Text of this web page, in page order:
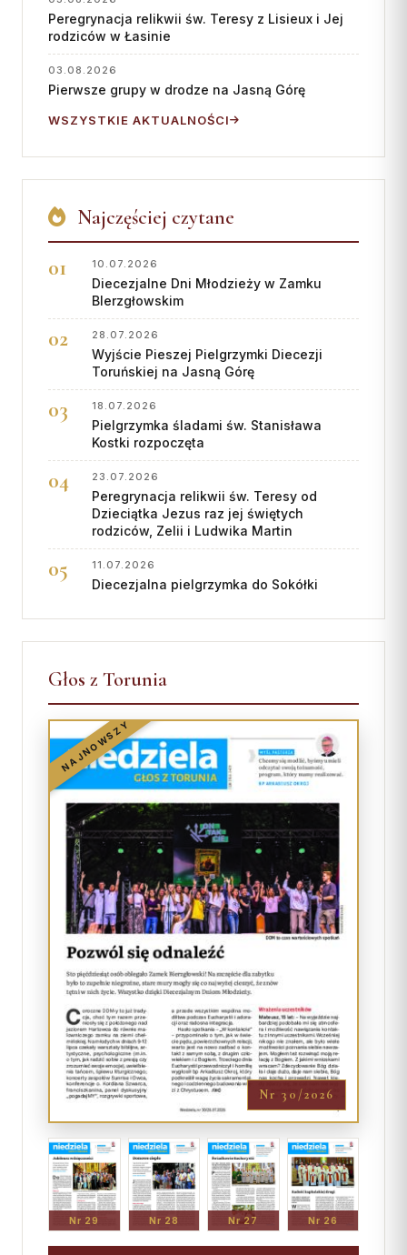
Peregrynacja relikwii św. Teresy z Lisieux i Jej
rodziców w Łasinie
03.08.2026
Pierwsze grupy w drodze na Jasną Górę
WSZYSTKIE AKTUALNOŚCI
Najczęściej czytane
10.07.2026
Diecezjalne Dni Młodzieży w Zamku
BIerzgłowskim
28.07.2026
Wyjście Pieszej Pielgrzymki Diecezji
Toruńskiej na Jasną Górę
18.07.2026
Pielgrzymka śladami św. Stanisława
Kostki rozpoczęta
23.07.2026
Peregrynacja relikwii św. Teresy od
Dzieciątka Jezus raz jej świętych
rodziców, Zelii i Ludwika Martin
11.07.2026
Diecezjalna pielgrzymka do Sokółki
Głos z Torunia
NAJNOWSZY
Nr 30/2026
Nr 29 Nr 28 Nr 27 Nr 26